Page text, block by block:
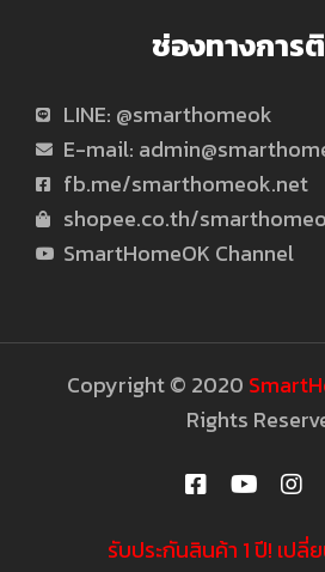
มาก
ยิ่ง
ขึ้น
ช่องทางการ
LINE: @smarthomeok
E-mail:
fb.me/smarthomeok.net
shopee.co.th/
SmartHomeOK Channel
Copyright © 2020
Rights
รับประกันสินค้า 1 ปี! เป